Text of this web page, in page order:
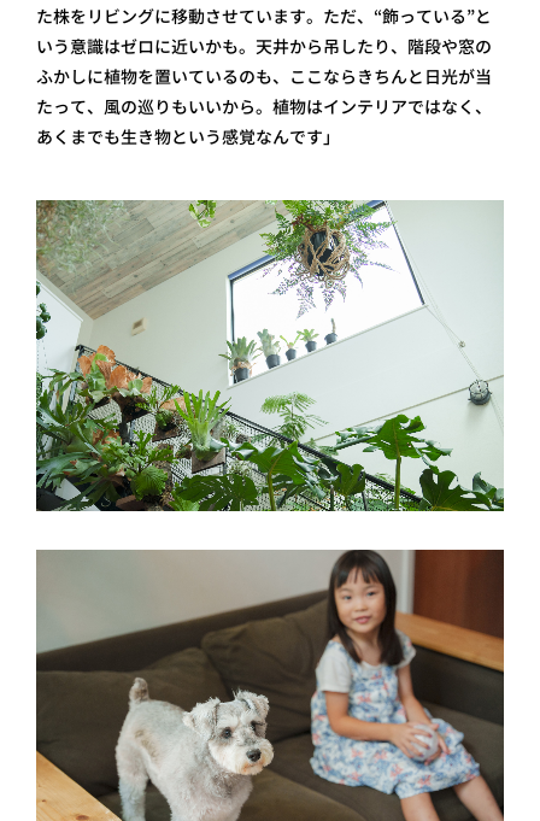
た株をリビングに移動させています。ただ、“飾っている”と
いう意識はゼロに近いかも。天井から吊したり、階段や窓の
ふかしに植物を置いているのも、ここならきちんと日光が当
たって、風の巡りもいいから。植物はインテリアではなく、
あくまでも生き物という感覚なんです」